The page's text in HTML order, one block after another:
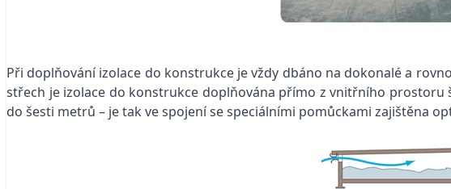
Při doplňování izolace do konstrukce je vždy dbáno na dokonalé a
střech je izolace do konstrukce doplňována přímo z vnitřního
do šesti metrů – je tak ve spojení se speciálními pomůckami zajištěna